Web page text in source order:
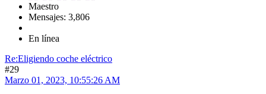
Maestro
Mensajes: 3,806
En línea
Re:Eligiendo coche eléctrico
#29
Marzo 01, 2023, 10:55:26 AM